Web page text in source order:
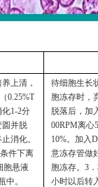
上清，
0.25%T
1-2分
圆并脱
消化。
件下离
胞悬液
中。
待细胞生长
胞冻存时，
脱落后，加
00RPM离心
10%。加入
意冻存管做
胞冻存。3
小时以后转